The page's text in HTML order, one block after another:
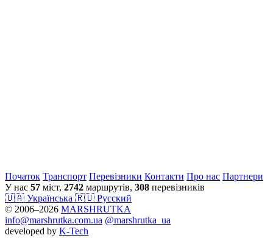
Початок Транспорт Перевiзники Контакти Про нас Партнери
У нас 57 міст, 2742 маршрутів, 308 перевізників
🇺🇦 Українська 🇷🇺 Русский
© 2006–2026 MARSHRUTKA
info@marshrutka.com.ua @marshrutka_ua
developed by K-Tech